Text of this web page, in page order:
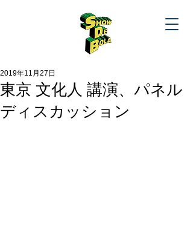
東京 文化人 講演、パネル
ディスカッション
2019年11月27日